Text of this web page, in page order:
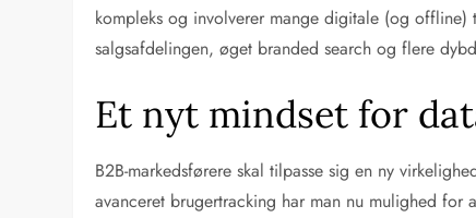
kompleks og involverer mange digitale (og offline)
salgsafdelingen, øget branded search og flere
Et nyt mindset for
B2B-markedsførere skal tilpasse sig en ny
avanceret brugertracking har man nu mulighed